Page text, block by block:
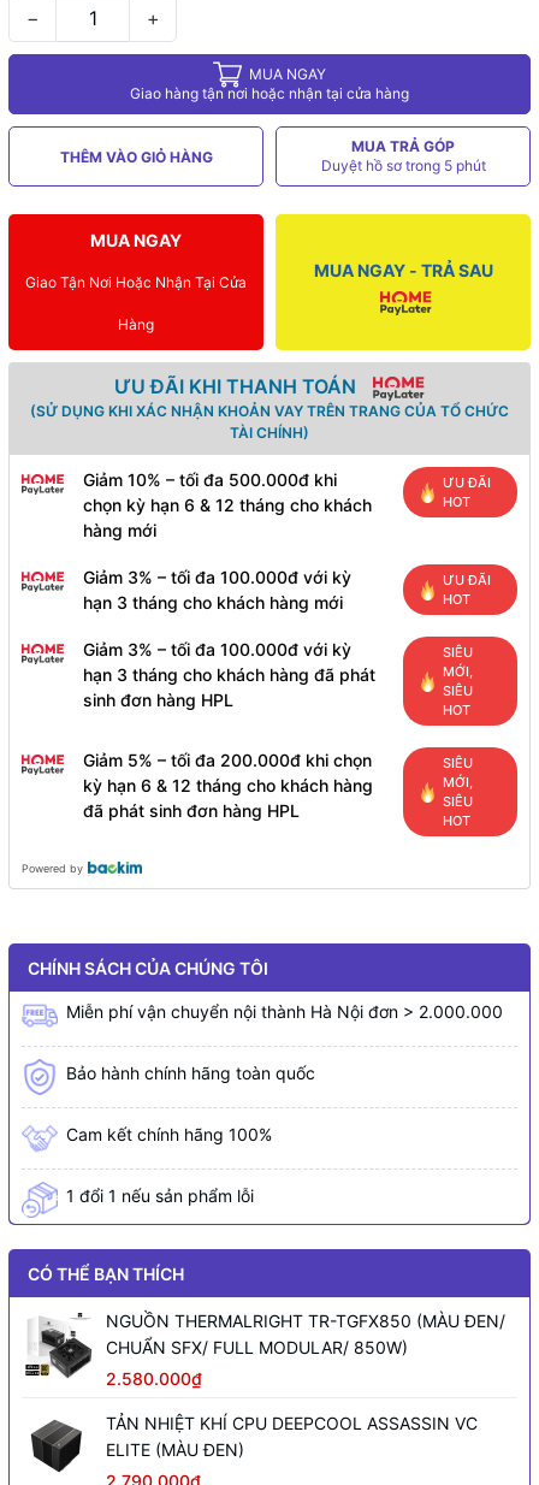
− +
MUA NGAY
Giao hàng tận nơi hoặc nhận tại cửa hàng
THÊM VÀO GIỎ HÀNG
MUA TRẢ GÓP
Duyệt hồ sơ trong 5 phút
MUA NGAY
Giao Tận Nơi Hoặc Nhận Tại Cửa
Hàng
MUA NGAY - TRẢ SAU
ƯU ĐÃI KHI THANH TOÁN
(SỬ DỤNG KHI XÁC NHẬN KHOẢN VAY TRÊN TRANG CỦA TỔ CHỨC
TÀI CHÍNH)
Giảm 10% – tối đa 500.000đ khi
chọn kỳ hạn 6 & 12 tháng cho khách
hàng mới
ƯU ĐÃI
HOT
Giảm 3% – tối đa 100.000đ với kỳ
hạn 3 tháng cho khách hàng mới
ƯU ĐÃI
HOT
Giảm 3% – tối đa 100.000đ với kỳ
hạn 3 tháng cho khách hàng đã phát
sinh đơn hàng HPL
SIÊU
MỚI,
SIÊU
HOT
Giảm 5% – tối đa 200.000đ khi chọn
kỳ hạn 6 & 12 tháng cho khách hàng
đã phát sinh đơn hàng HPL
SIÊU
MỚI,
SIÊU
HOT
Powered by
CHÍNH SÁCH CỦA CHÚNG TÔI
Miễn phí vận chuyển nội thành Hà Nội đơn > 2.000.000
Bảo hành chính hãng toàn quốc
Cam kết chính hãng 100%
1 đổi 1 nếu sản phẩm lỗi
CÓ THỂ BẠN THÍCH
NGUỒN THERMALRIGHT TR-TGFX850 (MÀU ĐEN/
CHUẨN SFX/ FULL MODULAR/ 850W)
2.580.000₫
TẢN NHIỆT KHÍ CPU DEEPCOOL ASSASSIN VC
ELITE (MÀU ĐEN)
2.790.000₫